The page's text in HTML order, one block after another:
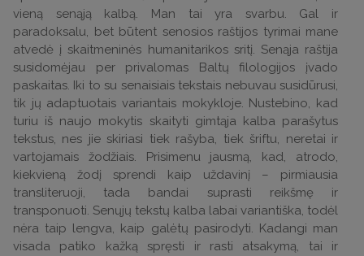
vieną senąją kalbą. Man tai yra svarbu. Gal ir
paradoksalu, bet būtent senosios raštijos tyrimai mane
atvedė į skaitmeninės humanitarikos sritį. Senąja raštija
susidomėjau per privalomas Baltų filologijos įvado
paskaitas. Iki to su senaisiais tekstais nebuvau susidūrusi,
tik jų adaptuotais variantais mokykloje. Nustebino, kad
turiu iš naujo mokytis skaityti gimtąja kalba parašytus
tekstus, nes jie skiriasi tiek rašyba, tiek šriftu, neretai ir
vartojamais žodžiais. Prisimenu jausmą, kad, atrodo,
kiekvieną žodį sprendi kaip uždavinį – pirmiausia
transliteruoji, tada bandai suprasti reikšmę ir
transponuoti. Senųjų tekstų kalba labai variantiška, todėl
nėra taip lengva, kaip galėtų pasirodyti. Kadangi man
visada patiko kažką spręsti ir rasti atsakymą, tai ir